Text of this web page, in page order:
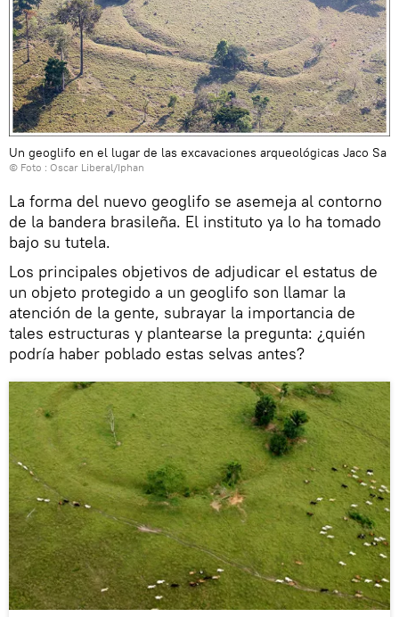
Un geoglifo en el lugar de las excavaciones arqueológicas Jaco Sa
© Foto : Oscar Liberal/Iphan
La forma del nuevo geoglifo se asemeja al contorno
de la bandera brasileña. El instituto ya lo ha tomado
bajo su tutela.
Los principales objetivos de adjudicar el estatus de
un objeto protegido a un geoglifo son llamar la
atención de la gente, subrayar la importancia de
tales estructuras y plantearse la pregunta: ¿quién
podría haber poblado estas selvas antes?